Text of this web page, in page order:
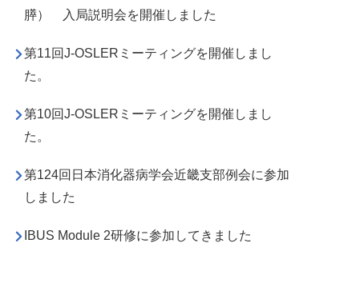
膵） 入局説明会を開催しました
第11回J-OSLERミーティングを開催しまし
た。
第10回J-OSLERミーティングを開催しまし
た。
第124回日本消化器病学会近畿支部例会に参加
しました
IBUS Module 2研修に参加してきました